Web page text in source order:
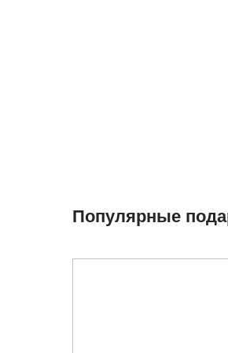
Популярные